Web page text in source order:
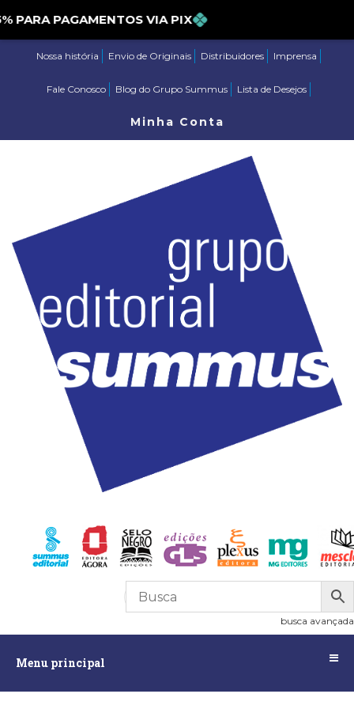
PAGAMENTOS VIA PIX
Nossa história Envio de Originais Distribuidores Imprensa
Fale Conosco Blog do Grupo Summus Lista de Desejos
Minha Conta
R$0,00
busca avançada
Menu principal
principalAssuntos